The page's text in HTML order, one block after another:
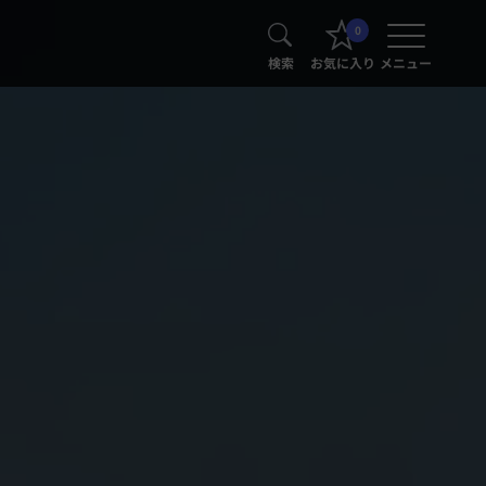
検索
0
お気に入り メニュー